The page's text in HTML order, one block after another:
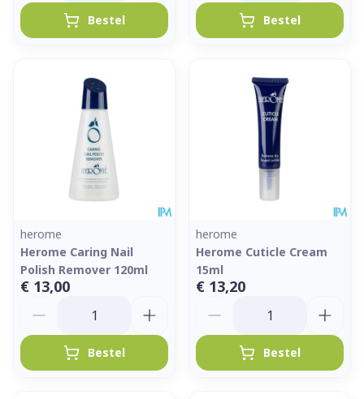
Bestel Bestel
herome
Herome Caring Nail
Polish Remover 120ml
€ 13,00
Bestel
herome
Herome Cuticle Cream
15ml
€ 13,20
Bestel